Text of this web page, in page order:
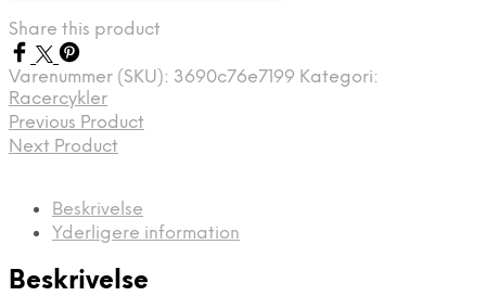
Share this product
Varenummer (SKU): 3690c76e7199 Kategori:
Racercykler
Previous Product
Next Product
Beskrivelse
Yderligere information
Beskrivelse